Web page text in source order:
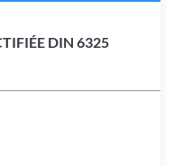
DIN 6325